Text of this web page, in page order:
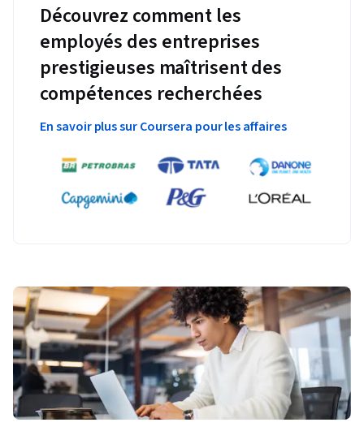
Découvrez comment les
employés des entreprises
prestigieuses maîtrisent des
compétences recherchées
En savoir plus sur Coursera pour les affaires